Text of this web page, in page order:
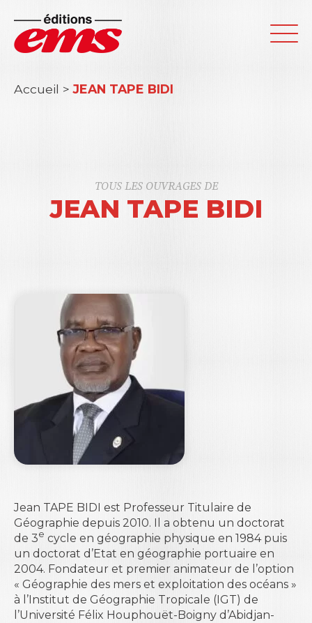
Accueil >JEAN TAPE BIDI
TOUS LES OUVRAGES DE
JEAN TAPE BIDI
Jean TAPE BIDI est Professeur Titulaire de
Géographie depuis 2010. Il a obtenu un doctorat
de 3e cycle en géographie physique en 1984 puis
un doctorat d’Etat en géographie portuaire en
2004. Fondateur et premier animateur de l’option
« Géographie des mers et exploitation des océans »
à l’Institut de Géographie Tropicale (IGT) de
l’Université Félix Houphouët-Boigny d’Abidjan-